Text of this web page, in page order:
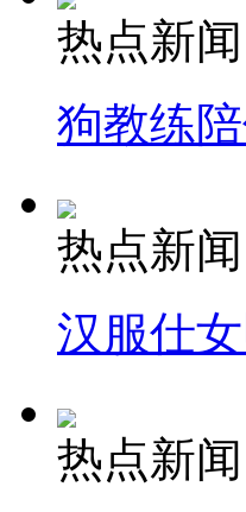
热点新闻
狗教练
热点新闻
汉服仕
热点新闻